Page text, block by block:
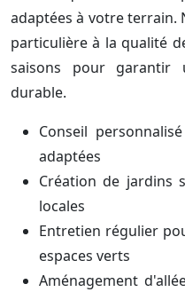
adaptées à votre terrain.
particulière à la qualité
saisons pour garantir
durable.
Conseil
adaptées
Création de jardins
locales
Entretien régulier
espaces verts
Aménagement